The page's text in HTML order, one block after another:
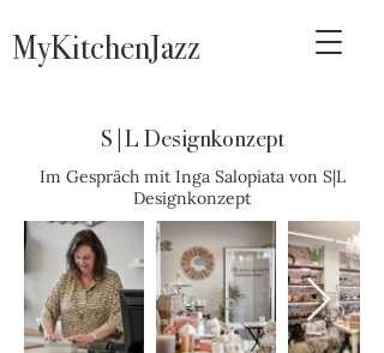
MyKitchenJazz
S|L Designkonzept
Im Gespräch mit Inga Salopiata von S|L
Designkonzept